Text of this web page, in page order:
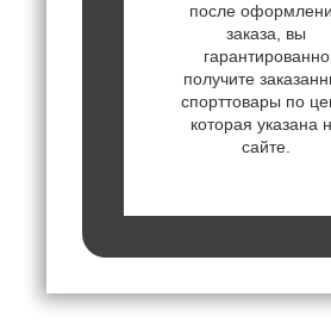
после
заказа, вы
гарантированно
получите
спорттовары по
которая указана
сайте.